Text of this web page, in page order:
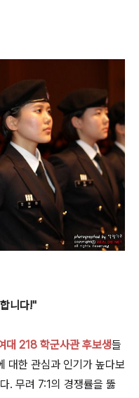
니다!"
대 218 학군사관 후보생들
대한 관심과 인기가 높다보
. 무려 7:1의 경쟁률을 뚫